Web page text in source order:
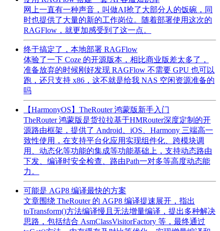
网上一直有一种声音，叫做AI抢了大部分人的饭碗，同
时也提供了大量的新的工作岗位。随着部署使用这次的
RAGFlow，就更加感受到了这一点。
终于搞定了，本地部署 RAGFlow
体验了一下 Coze 的开源版本，相比商业版差太多了，
准备放弃的时候刚好发现 RAGFlow 不需要 GPU 也可以
跑，还只支持 x86，这不就是给我 NAS 空闲资源准备的
吗
【HarmonyOS】TheRouter 鸿蒙版新手入门
TheRouter 鸿蒙版是货拉拉基于HMRouter深度定制的开
源路由框架，提供了 Android、iOS、Harmony 三端高一
致性使用，在支持平台化应用实现组件化、跨模块调
用、动态化等功能的集成等功能基础上，支持动态路由
下发、编译时安全检查、路由Path一对多等高度动态能
力。
可能是 AGP8 编译最快的方案
文章围绕 TheRouter 的 AGP8 编译提速展开，指出
toTransform()方法编译慢且无法增量编译，提出多种解决
思路，包括结合 AsmClassVisitorFactory 等，最终通过